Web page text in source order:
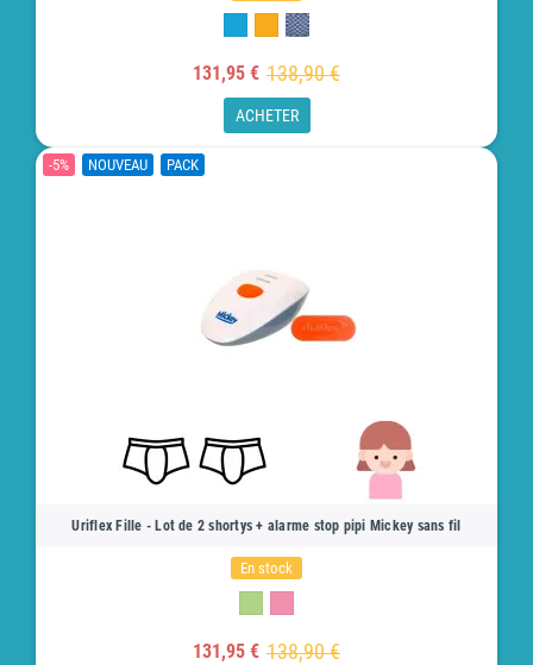
131,95 € 138,90 €
ACHETER
-5% NOUVEAU PACK
Uriflex Fille - Lot de 2 shortys + alarme stop pipi Mickey sans fil
En stock
131,95 € 138,90 €